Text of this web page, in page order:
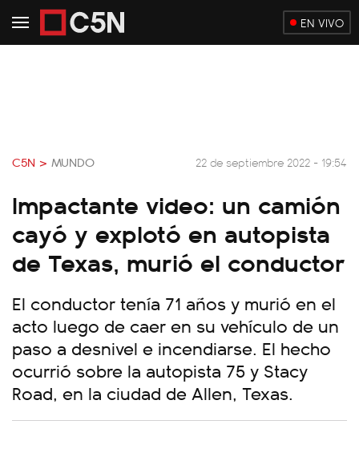
EN VIVO
C5N > MUNDO 22 de septiembre 2022 - 19:54
Impactante video: un camión
cayó y explotó en autopista
de Texas, murió el conductor
El conductor tenía 71 años y murió en el
acto luego de caer en su vehículo de un
paso a desnivel e incendiarse. El hecho
ocurrió sobre la autopista 75 y Stacy
Road, en la ciudad de Allen, Texas.